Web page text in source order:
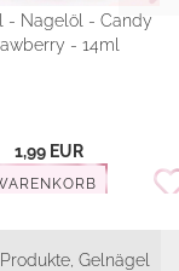
- Nagelöl - Candy
- 14ml
1,99 EUR
Gelnägel